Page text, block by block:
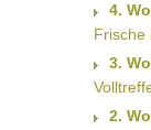
4.
Frische
3.
2.